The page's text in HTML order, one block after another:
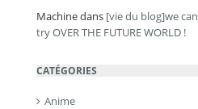
Machinedans [vie du blog]we can
try OVER THE FUTURE WORLD !
CATÉGORIES
Anime